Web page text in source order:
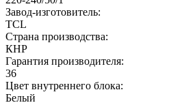
Завод-изготовитель:
TCL
Страна производства:
КНР
Гарантия производителя:
36
Цвет внутреннего блока:
Белый